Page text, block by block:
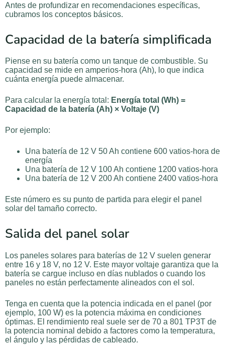
Antes de profundizar en recomendaciones específicas,
cubramos los conceptos básicos.
Capacidad de la batería simplificada
Piense en su batería como un tanque de combustible. Su
capacidad se mide en amperios-hora (Ah), lo que indica
cuánta energía puede almacenar.
Para calcular la energía total: Energía total (Wh) =
Capacidad de la batería (Ah) × Voltaje (V)
Por ejemplo:
Una batería de 12 V 50 Ah contiene 600 vatios-hora de
energía
Una batería de 12 V 100 Ah contiene 1200 vatios-hora
Una batería de 12 V 200 Ah contiene 2400 vatios-hora
Este número es su punto de partida para elegir el panel
solar del tamaño correcto.
Salida del panel solar
Los paneles solares para baterías de 12 V suelen generar
entre 16 y 18 V, no 12 V. Este mayor voltaje garantiza que la
batería se cargue incluso en días nublados o cuando los
paneles no están perfectamente alineados con el sol.
Tenga en cuenta que la potencia indicada en el panel (por
ejemplo, 100 W) es la potencia máxima en condiciones
óptimas. El rendimiento real suele ser de 70 a 801 TP3T de
la potencia nominal debido a factores como la temperatura,
el ángulo y las pérdidas de cableado.